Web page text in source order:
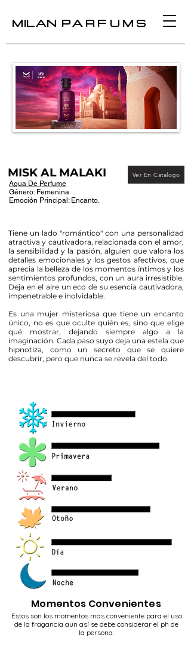
MILAN PARFUMS
MISK AL MALAKI Ver En Catalogo
Agua De Perfume
Género: Femenina
Emoción Principal: Encanto.
Tiene un lado "romántico" con una personalidad
atractiva y cautivadora, relacionada con el amor,
la sensibilidad y la pasión, alguien que valora los
detalles emocionales y los gestos afectivos, que
aprecia la belleza de los momentos íntimos y los
sentimientos profundos, con un aura irresistible.
Deja enel aire un eco de su esencia cautivadora,
impenetrable e inolvidable.
​Es una mujer misteriosa que tiene un encanto
único, no es que oculte quién es, sino que elige
qué mostrar, dejando siempre algo a la
imaginación. Cada paso suyo deja una estela que
hipnotiza, como un secreto que se quiere
descubrir, pero que nunca se revela del todo.
Momentos Convenientes
Estos son los momentos mas convenientepara el uso
de la fragancia aun así se debe considerar el ph de
la persona.